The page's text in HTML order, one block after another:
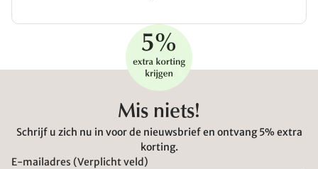
Mis niets!
Schrijf u zich nu in voor de nieuwsbrief en ontvang 5% extra
korting.
E-mailadres (Verplicht veld)